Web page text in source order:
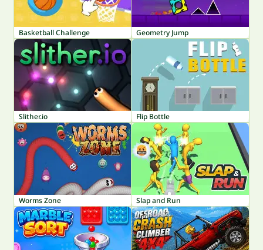
Basketball Challenge Geometry Jump
Slither.io Flip Bottle
Worms Zone Slap and Run